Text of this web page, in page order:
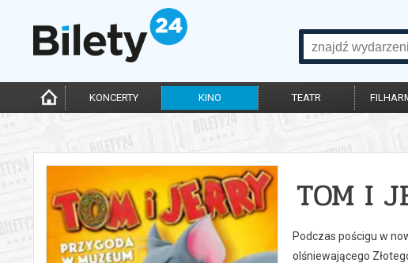
KONCERTY KINO TEATR
TOM I
Podczas pościgu w
olśniewającego